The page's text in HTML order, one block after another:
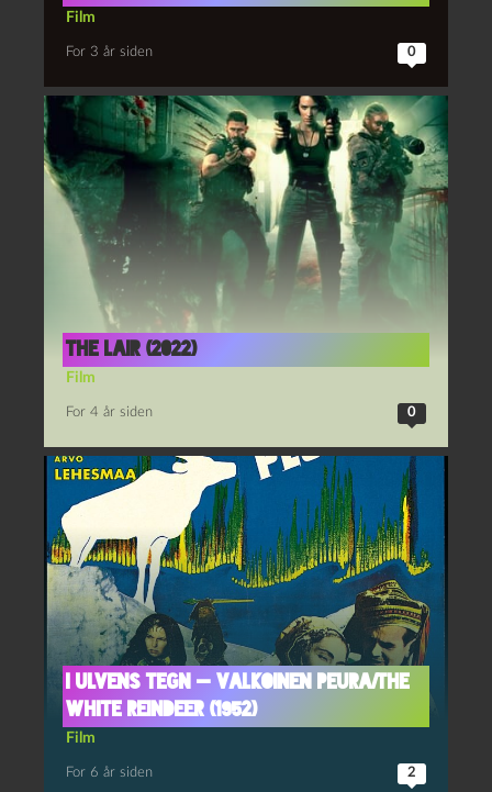
Film
For 3 år siden 0
The lair (2022)
Film
For 4 år siden 0
I ulvens tegn — Valkoinen Peura/The
White Reindeer (1952)
Film
For 6 år siden 2